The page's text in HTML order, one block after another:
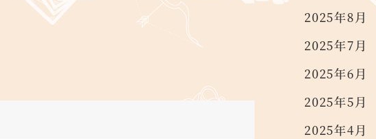
2025年8月
2025年7月
2025年6月
2025年5月
2025年4月